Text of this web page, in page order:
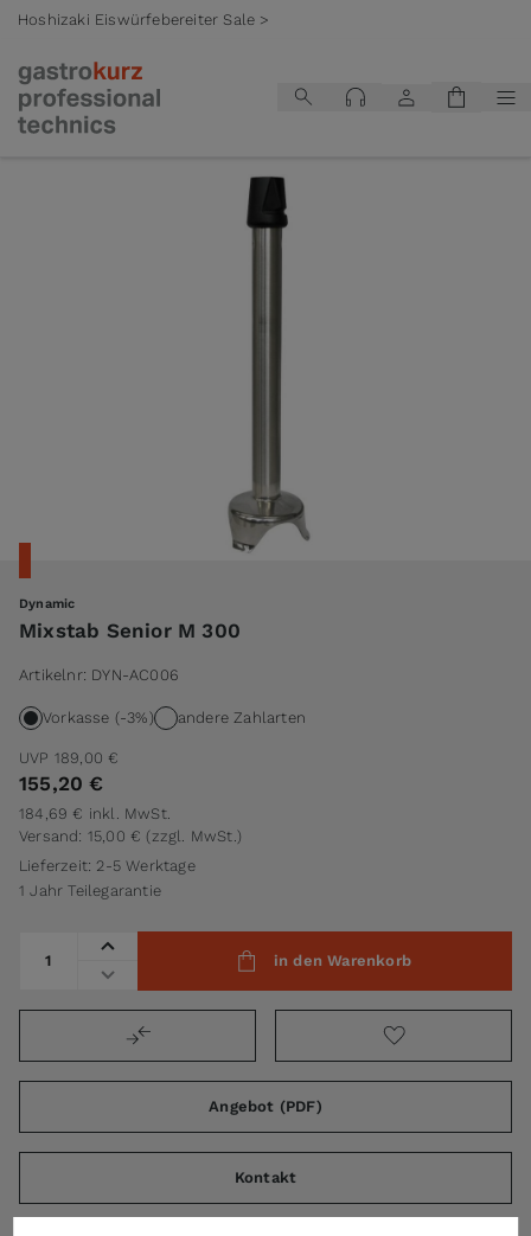
Hoshizaki Eiswürfebereiter Sale >
Dynamic
Mixstab Senior M 300
Artikelnr: DYN-AC006
Vorkasse (-3%) andere Zahlarten
UVP 189,00 €
155,20 €
184,69 € inkl. MwSt.
Versand: 15,00 € (zzgl. MwSt.)
Lieferzeit: 2-5 Werktage
1 Jahr Teilegarantie
in den Warenkorb
Angebot (PDF)
Kontakt